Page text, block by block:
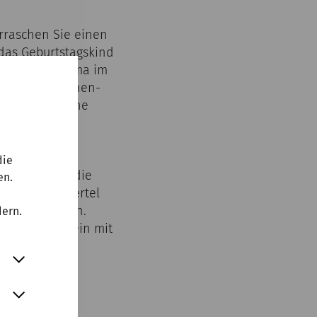
Sie einen
Geburtstagskind
lange Thema im
Erwachsenen-
wir hier gerne
prägt die
Stadtviertel
stimmen.
ein Würzwein mit